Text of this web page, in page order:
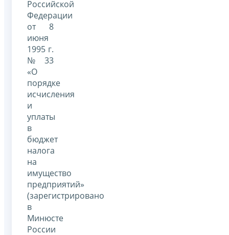
Российской
Федерации
от 8
июня
1995 г.
№ 33
«О
порядке
исчисления
и
уплаты
в
бюджет
налога
на
имущество
предприятий»
(зарегистрировано
в
Минюсте
России